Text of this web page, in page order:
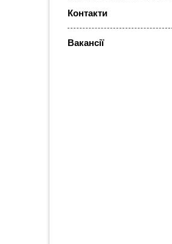
Контакти
Ваканcії